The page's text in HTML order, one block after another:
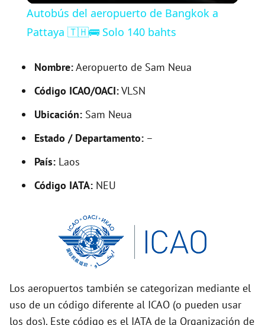
i
Autobús del aeropuerto de Bangkok a
Pattaya 🇹🇭🚌 Solo 140 bahts
Nombre:Aeropuerto de Sam Neua
Código ICAO/OACI:VLSN
Ubicación: Sam Neua
Estado / Departamento: –
País: Laos
Código IATA: NEU
Los aeropuertos también se categorizan mediante el
uso de un código diferente al ICAO (o pueden usar
los dos). Este código es el IATA de la Organización de